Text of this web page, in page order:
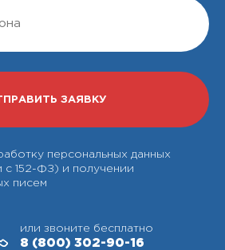
персональных данных
с 152-ФЗ) и получении
писем
или звоните бесплатно
8 (800) 302-90-16